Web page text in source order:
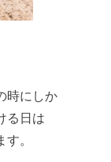
時にしか
る日は
。